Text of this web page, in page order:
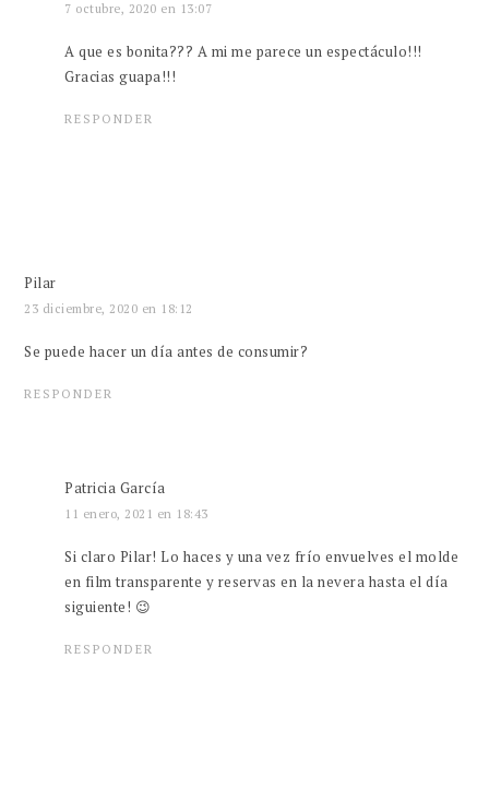
7 octubre, 2020 en 13:07
A que es bonita??? A mi me parece un espectáculo!!!
Gracias guapa!!!
RESPONDER
Pilar
23 diciembre, 2020 en 18:12
Se puede hacer un día antes de consumir?
RESPONDER
Patricia García
11 enero, 2021 en 18:43
Si claro Pilar! Lo haces y una vez frío envuelves el molde
en film transparente y reservas en la nevera hasta el día
siguiente! 😉
RESPONDER